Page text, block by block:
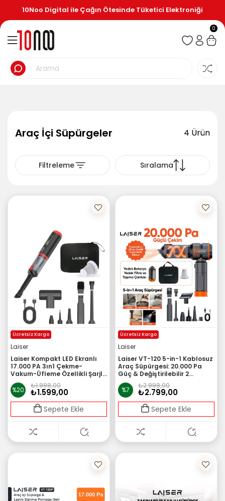
10Noo Digital ile Çağın Ötesinde Tüketici Elektroniği
0
Araç İçi Süpürgeler 4 Ürün
Filtreleme Sıralama
Ücretsiz Kargo
Laiser
Laiser Kompakt LED Ekranlı
17.000 PA 3ın1 Çekme-
Vakum-Üfleme Özellikli Şarjlı
Araç Süpürgesi
%20
₺1.599,00
₺1.999,00
Sepete Ekle
Ücretsiz Kargo
Laiser
Laiser VT-120 5-in-1 Kablosuz
Araç Süpürgesi: 20.000 Pa
Güç & Değiştirilebilir 2
Bataryalı (Powerbank ve LED
Işık Özellikli)
%7 ₺2.799,00
₺2.999,00
Sepete Ekle